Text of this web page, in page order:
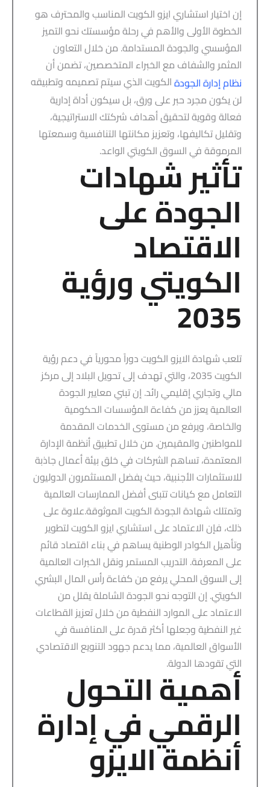
إن اختيار استشاري ايزو الكويت المناسب والمحترف هو
الخطوة الأولى والأهم في رحلة مؤسستك نحو التميز
المؤسسي والجودة المستدامة. من خلال التعاون
المثمر والشفاف مع الخبراء المتخصصين، تضمن أن
نظام إدارة الجودةالكويت الذي سيتم تصميمه وتطبيقه
لن يكون مجرد حبر على ورق، بل سيكون أداة إدارية
فعالة وقوية لتحقيق أهداف شركتك الاستراتيجية،
وتقليل تكاليفها، وتعزيز مكانتها التنافسية وسمعتها
المرموقة في السوق الكويتي الواعد.
تأثير شهادات
الجودة على
الاقتصاد
الكويتي ورؤية
2035
تلعب شهادة الايزو الكويت دوراً محورياً في دعم رؤية
الكويت 2035، والتي تهدف إلى تحويل البلاد إلى مركز
مالي وتجاري إقليمي رائد. إن تبني معايير الجودة
العالمية يعزز من كفاءة المؤسسات الحكومية
والخاصة، ويرفع من مستوى الخدمات المقدمة
للمواطنين والمقيمين. من خلال تطبيق أنظمة الإدارة
المعتمدة، تساهم الشركات في خلق بيئة أعمال جاذبة
للاستثمارات الأجنبية، حيث يفضل المستثمرون الدوليون
التعامل مع كيانات تتبنى أفضل الممارسات العالمية
وتمتلك شهادة الجودة الكويت الموثوقة.علاوة على
ذلك، فإن الاعتماد على استشاري ايزو الكويت لتطوير
وتأهيل الكوادر الوطنية يساهم في بناء اقتصاد قائم
على المعرفة. التدريب المستمر ونقل الخبرات العالمية
إلى السوق المحلي يرفع من كفاءة رأس المال البشري
الكويتي. إن التوجه نحو الجودة الشاملة يقلل من
الاعتماد على الموارد النفطية من خلال تعزيز القطاعات
غير النفطية وجعلها أكثر قدرة على المنافسة في
الأسواق العالمية، مما يدعم جهود التنويع الاقتصادي
التي تقودها الدولة.
أهمية التحول
الرقمي في إدارة
أنظمة الايزو